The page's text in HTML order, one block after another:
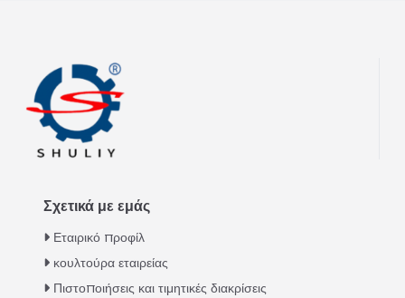
Σχετικά με εμάς
Εταιρικό προφίλ
κουλτούρα εταιρείας
Πιστοποιήσεις και τιμητικές διακρίσεις